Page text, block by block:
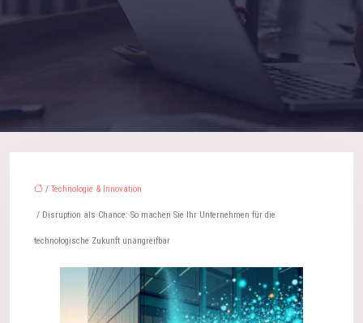
/ Technologie & Innovation
/ Disruption als Chance: So machen Sie Ihr Unternehmen für die
technologische Zukunft unangreifbar